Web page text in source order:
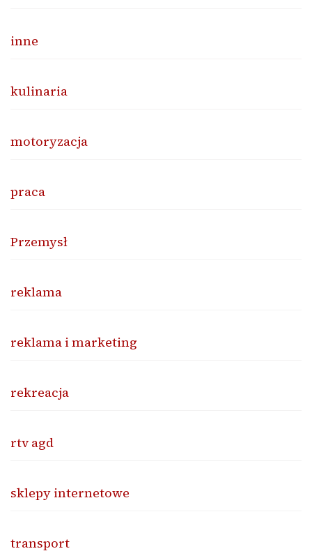
inne
kulinaria
motoryzacja
praca
Przemysł
reklama
reklama i marketing
rekreacja
rtv agd
sklepy internetowe
transport